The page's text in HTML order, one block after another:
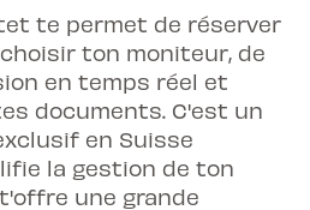
te permet de réserver
ton moniteur, de
en temps réel et
documents. C'est un
en Suisse
la gestion de ton
une grande